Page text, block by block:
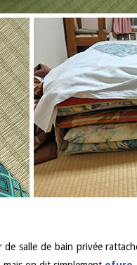
salle de bain privée